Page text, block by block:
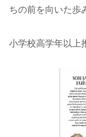
ちの前を向いた歩
小学校高学年以上